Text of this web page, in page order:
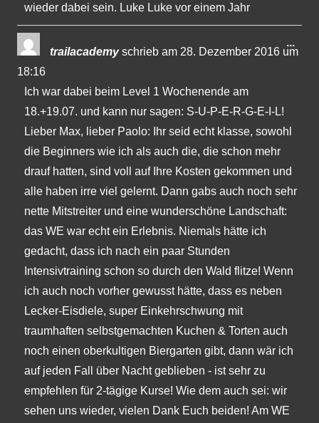
wieder dabei sein. Luke Luke vor einem Jahr
trailacademy schrieb am 28. Dezember 2016 um
18:16
Ich war dabei beim Level 1 Wochenende am
18.+19.07. und kann nur sagen: S-U-P-E-R-G-E-I-L!
Lieber Max, lieber Paolo: Ihr seid echt klasse, sowohl
die Beginners wie ich als auch die, die schon mehr
drauf hatten, sind voll auf Ihre Kosten gekommen und
alle haben irre viel gelernt. Dann gabs auch noch sehr
nette Mitstreiter und eine wunderschöne Landschaft:
das WE war echt ein Erlebnis. Niemals hätte ich
gedacht, dass ich nach ein paar Stunden
Intensivtraining schon so durch den Wald flitze! Wenn
ich auch noch vorher gewusst hätte, dass es neben
Lecker-Eisdiele, super Einkehrschwung mit
traumhaften selbstgemachten Kuchen & Torten auch
noch einen oberkultigen Biergarten gibt, dann wär ich
auf jeden Fall über Nacht geblieben - ist sehr zu
empfehlen für 2-tägige Kurse! Wie dem auch sei: wir
sehen uns wieder, vielen Dank Euch beiden! Am WE
...